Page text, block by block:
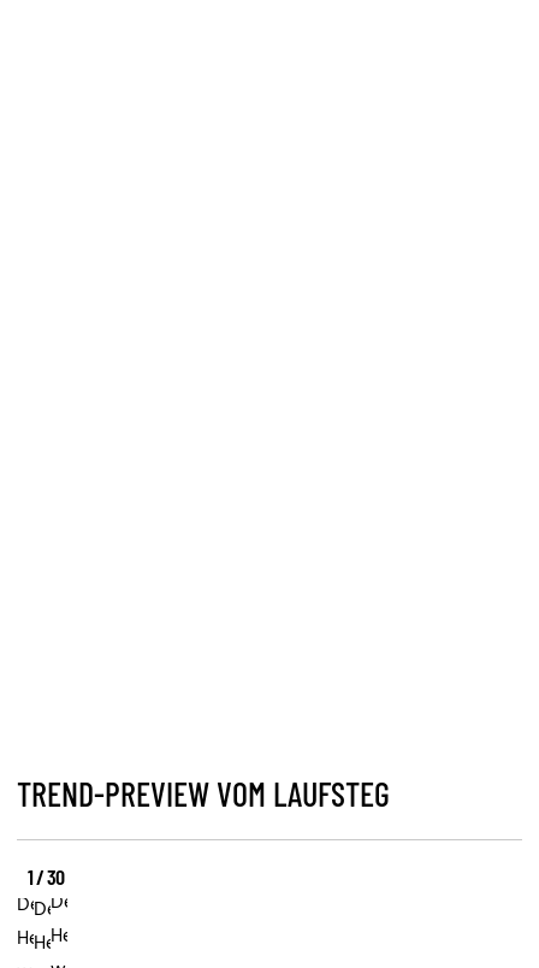
TREND-PREVIEW VOM LAUFSTEG
1 / 30
Der
Herbst
Der
Herbst
Der
Herbst